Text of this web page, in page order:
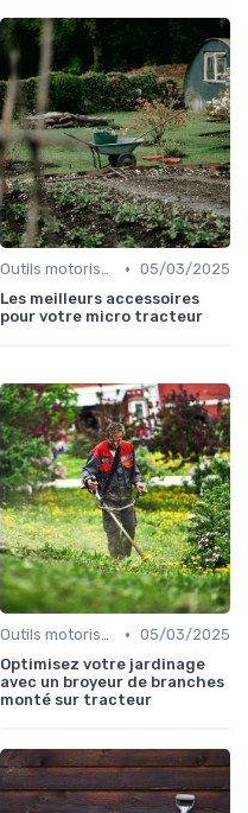
Outils motorisés • 05/03/2025
Les meilleurs accessoires
pour votre micro tracteur
Outils motorisés • 05/03/2025
Optimisez votre jardinage
avec un broyeur de branches
monté sur tracteur